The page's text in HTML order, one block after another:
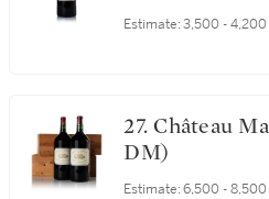
Estimate: 3,500 - 4,200
27. Château Margaux 1990 (2
DM)
Estimate: 6,500 - 8,500